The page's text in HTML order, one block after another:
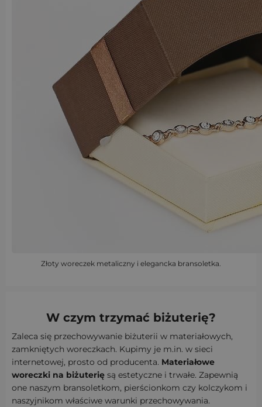
Złoty woreczek metaliczny i elegancka bransoletka.
W czym trzymać biżuterię?
Zaleca się przechowywanie biżuterii w materiałowych,
zamkniętych woreczkach. Kupimy je m.in. w sieci
internetowej, prosto od producenta. Materiałowe
woreczki na biżuterię są estetyczne i trwałe. Zapewnią
one naszym bransoletkom, pierścionkom czy kolczykom i
naszyjnikom właściwe warunki przechowywania.